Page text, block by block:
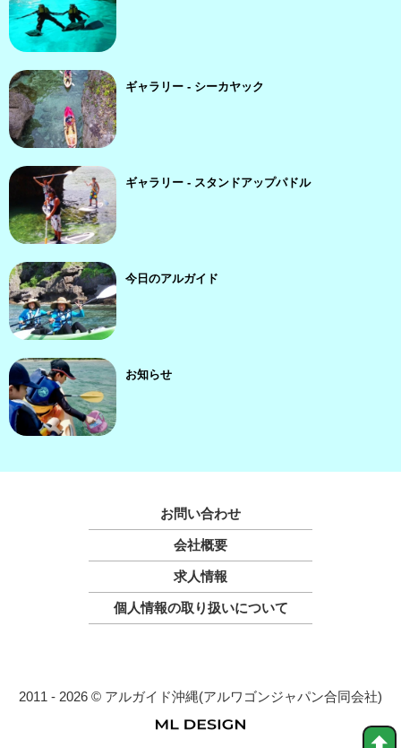
ギャラリー - シーカヤック
ギャラリー - スタンドアップパドル
今日のアルガイド
お知らせ
お問い合わせ
会社概要
求人情報
個人情報の取り扱いについて
2011 - 2026 © アルガイド沖縄(アルワゴンジャパン合同会社)